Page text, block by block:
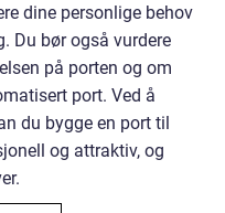
dine personlige behov
Du bør også vurdere
på porten og om
port. Ved å
du bygge en port til
og attraktiv, og